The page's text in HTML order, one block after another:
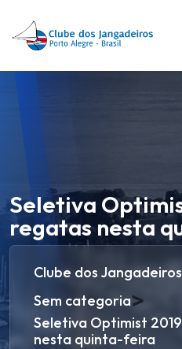
Seletiva
regatas nesta
Clube dos Jangadeiros
Sem categoria>
Seletiva Optimist
nesta quinta-feira